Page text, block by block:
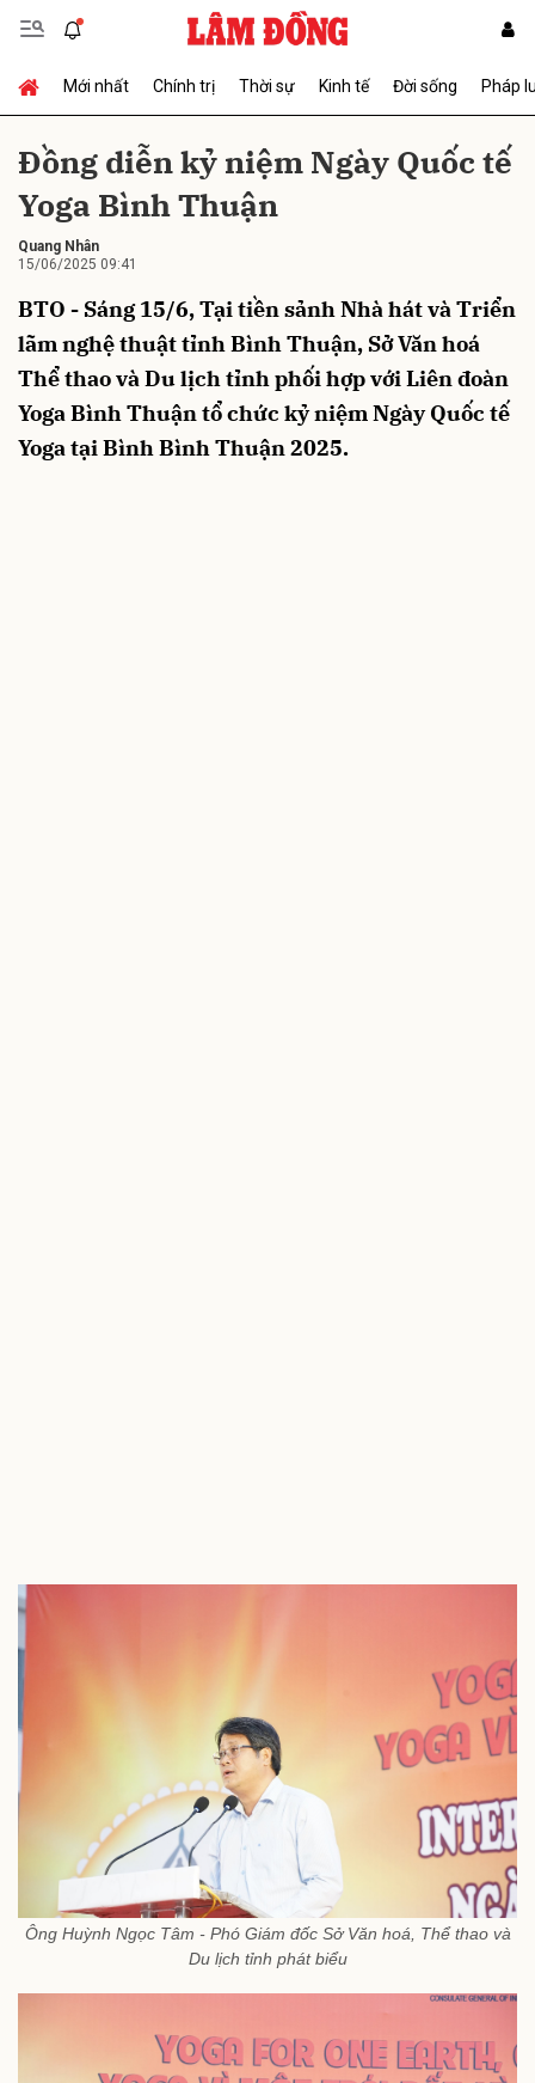
Mới nhất Chính trị Thời sự Kinh tế Đời sống Pháp
Đồng diễn kỷ niệm Ngày Quốc tế
Yoga Bình Thuận
Quang Nhân
15/06/2025 09:41
BTO - Sáng 15/6, Tại tiền sảnh Nhà hát và Triển
lãm nghệ thuật tỉnh Bình Thuận, Sở Văn hoá
Thể thao và Du lịch tỉnh phối hợp với Liên đoàn
Yoga Bình Thuận tổ chức kỷ niệm Ngày Quốc tế
Yoga tại Bình Bình Thuận 2025.
Ông Huỳnh Ngọc Tâm - Phó Giám đốc Sở Văn hoá, Thể thao và
Du lịch tỉnh phát biểu
Gửi bình luận